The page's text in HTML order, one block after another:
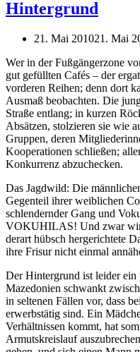
Hintergrund
21. Mai 201021. Mai
Wer in der Fußgängerzone
gut gefüllten Cafés – der
vorderen Reihen; denn dort
Ausmaß beobachten. Die
Straße entlang; in kurzen
Absätzen, stolzieren sie wie
Gruppen, deren
Kooperationen schließen;
Konkurrenz abzuchecken.
Das Jagdwild: Die
Gegenteil ihrer weiblichen
schlendernder Gang und
VOKUHILAS! Und zwar
derart hübsch hergerichtete
ihre Frisur nicht einmal
Der Hintergrund ist leider
Mazedonien schwankt
in seltenen Fällen vor, dass
erwerbstätig sind. Ein
Verhältnissen kommt, hat
Armutskreislauf